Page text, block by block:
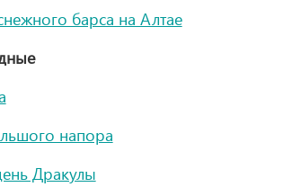
барса на Алтае
напора
Дракулы